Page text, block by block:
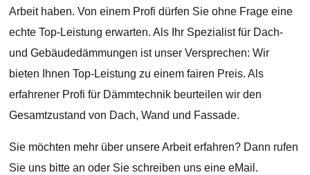
Arbeit haben. Von einem Profi dürfen Sie ohne Frage eine
echte Top-Leistung erwarten. Als Ihr Spezialist für Dach-
und Gebäudedämmungen ist unser Versprechen: Wir
bieten Ihnen Top-Leistung zu einem fairen Preis. Als
erfahrener Profi für Dämmtechnik beurteilen wir den
Gesamtzustand von Dach, Wand und Fassade.
Sie möchten mehr über unsere Arbeit erfahren? Dann rufen
Sie uns bitte an oder Sie schreiben uns eine eMail.